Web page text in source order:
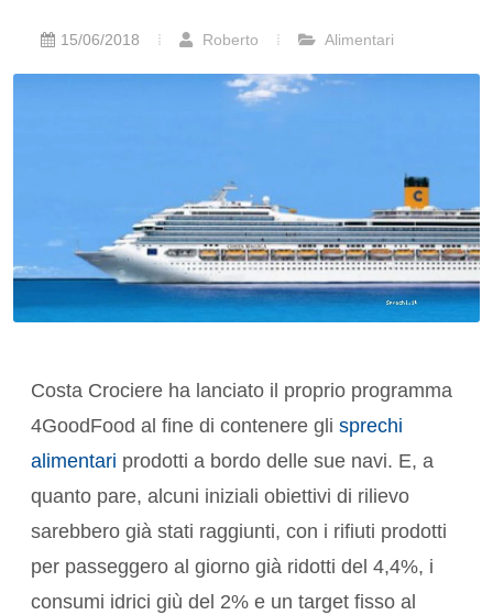
15/06/2018 Roberto Alimentari
Costa Crociere ha lanciato il proprio programma
4GoodFood al fine di contenere gli sprechi
alimentari prodotti a bordo delle sue navi. E, a
quanto pare, alcuni iniziali obiettivi di rilievo
sarebbero già stati raggiunti, con i rifiuti prodotti
per passeggero al giorno già ridotti del 4,4%, i
consumi idrici giù del 2% e un target fisso al